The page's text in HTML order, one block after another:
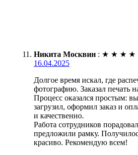
Никита Москвин : ★ ★ ★ ★
16.04.2025
Долгое время искал, где
фотографию. Заказал печать
Процесс оказался простым:
загрузил, оформил заказ и
и качественно.
Работа сотрудников
предложили рамку.
красиво. Рекомендую всем!